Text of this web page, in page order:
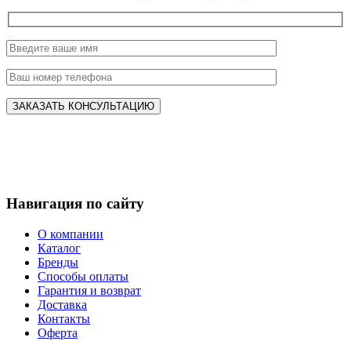
Навигация по сайту
О компании
Каталог
Бренды
Способы оплаты
Гарантия и возврат
Доставка
Контакты
Оферта